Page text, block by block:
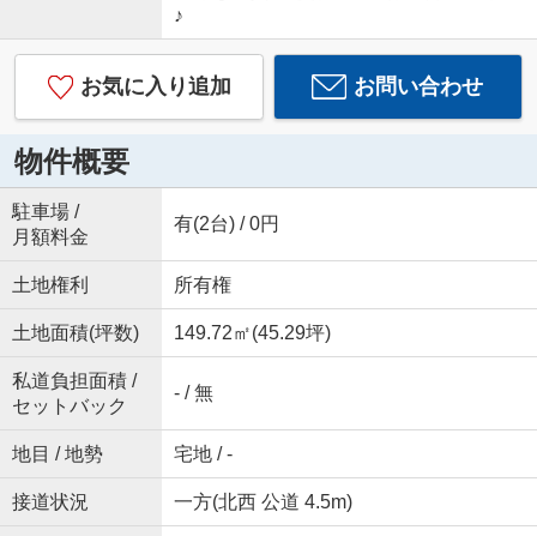
♪
お気に入り追加 お問い合わせ
物件概要
駐車場 /
月額料金
有(2台) / 0円
土地権利 所有権
土地面積(坪数) 149.72㎡(45.29坪)
私道負担面積 /
セットバック
- / 無
地目 / 地勢 宅地 / -
接道状況 一方(北西 公道 4.5m)